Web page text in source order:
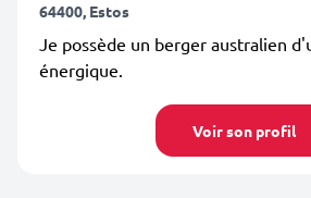
64400, Estos
Je possède un berger australien
énergique.
Voir son profil